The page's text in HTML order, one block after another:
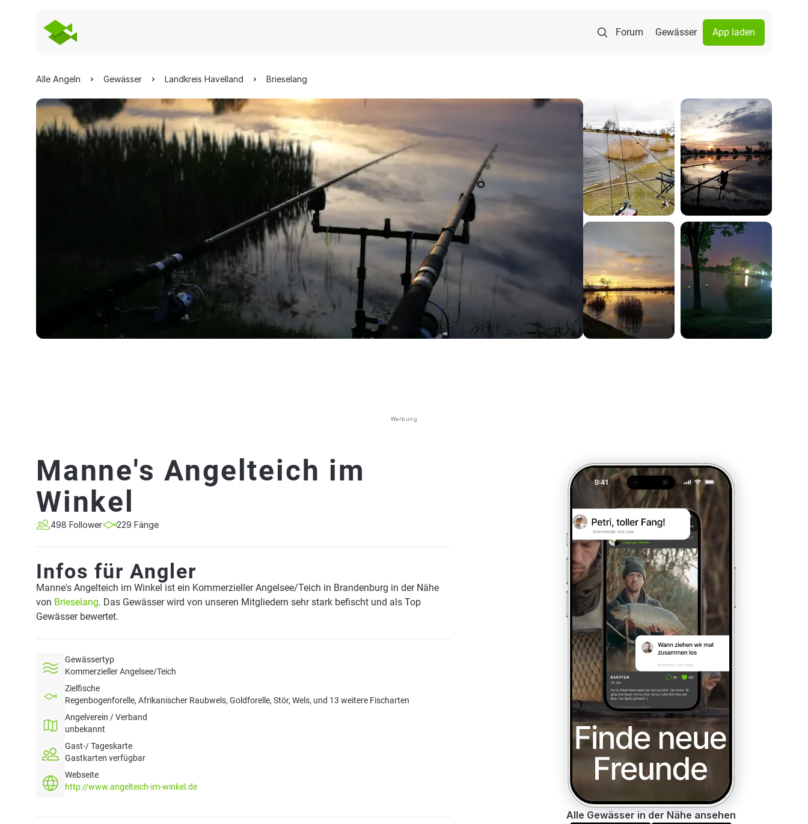
Forum Gewässer App laden
Alle Angeln Gewässer Landkreis Havelland Brieselang
Werbung
Manne's Angelteich im
Winkel
498 Follower 229 Fänge
Infos für Angler
Manne's Angelteich im Winkel ist ein Kommerzieller Angelsee/Teich in Brandenburg in der Nähe
von Brieselang. Das Gewässer wird von unseren Mitgliedern sehr stark befischt und als Top
Gewässer bewertet.
Gewässertyp
Kommerzieller Angelsee/Teich
Zielfische
Regenbogenforelle, Afrikanischer Raubwels, Goldforelle, Stör, Wels, und 13 weitere Fischarten
Angelverein / Verband
unbekannt
Gast-/ Tageskarte
Gastkarten verfügbar
Webseite
http://www.angelteich-im-winkel.de
Alle Gewässer in der Nähe ansehen